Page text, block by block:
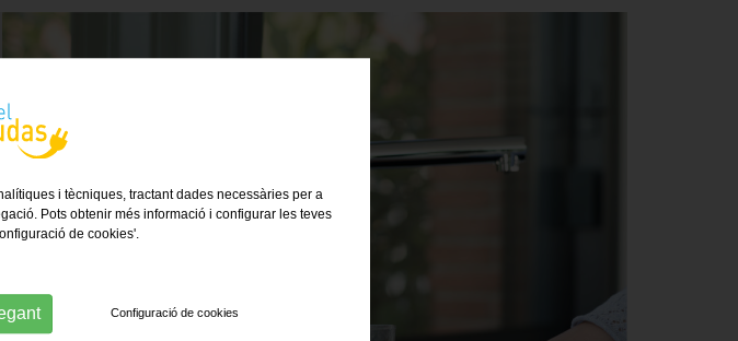
i tècniques, tractant dades necessàries per a
Pots obtenir més informació i configurar les teves
de cookies'.
Configuració de cookies